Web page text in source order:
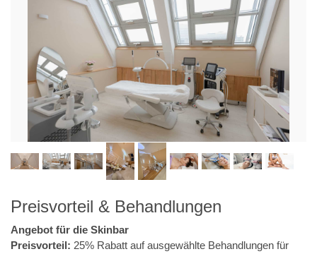
Preisvorteil & Behandlungen
Angebot für die Skinbar
Preisvorteil: 25% Rabatt auf ausgewählte Behandlungen für